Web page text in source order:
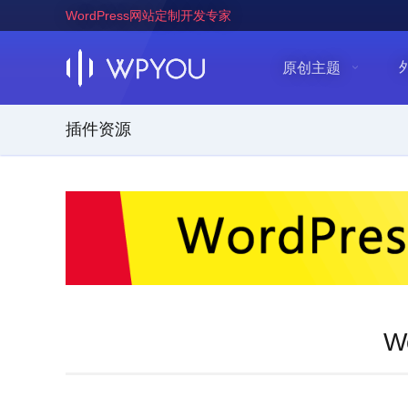
WordPress网站定制开发专家
原创主题
插件资源